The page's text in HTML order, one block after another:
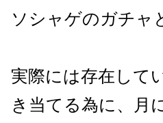
ソシャゲのガチャ
実際には存在して
き当てる為に、月